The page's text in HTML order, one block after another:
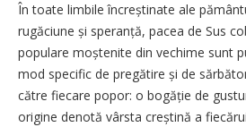
În toate limbile încreștinate ale
rugăciune și speranță, pacea de Sus
populare moștenite din vechime sunt
mod specific de pregătire și de
către fiecare popor: o bogăție de
origine denotă vârsta creștină a